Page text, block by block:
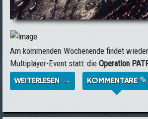
Am kommenden Wochenende findet
Multiplayer-Event statt: dieOperation
WEITERLESEN → ÜBER MASS EFFECT
- OPERATION:
KOMMENTARE ✎